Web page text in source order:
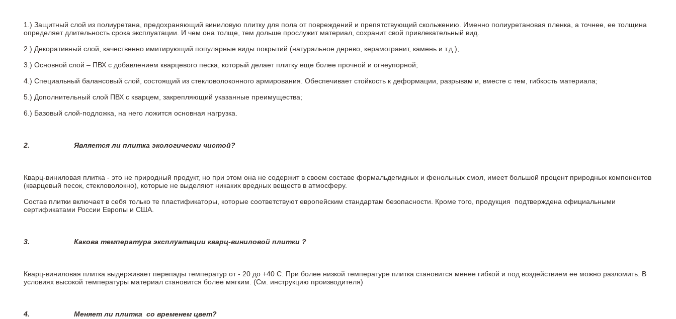
1.) Защитный слой из полиуретана, предохраняющий виниловую плитку для пола от повреждений и препятствующий скольжению. Именно полиуретановая пленка, а точнее, ее толщина
определяет длительность срока эксплуатации. И чем она толще, тем дольше прослужит материал, сохранит свой привлекательный вид.
2.) Декоративный слой, качественно имитирующий популярные виды покрытий (натуральное дерево, керамогранит, камень и т.д.);
3.) Основной слой – ПВХ с добавлением кварцевого песка, который делает плитку еще более прочной и огнеупорной;
4.) Специальный балансовый слой, состоящий из стекловолоконного армирования. Обеспечивает стойкость к деформации, разрывам и, вместе с тем, гибкость материала;
5.) Дополнительный слой ПВХ с кварцем, закрепляющий указанные преимущества;
6.) Базовый слой-подложка, на него ложится основная нагрузка.
2. Является ли плитка экологически чистой?
Кварц-виниловая плитка - это не природный продукт, но при этом она не содержит в своем составе формальдегидных и фенольных смол, имеет большой процент природных компонентов
(кварцевый песок, стекловолокно), которые не выделяют никаких вредных веществ в атмосферу.
Состав плитки включает в себя только те пластификаторы, которые соответствуют европейским стандартам безопасности. Кроме того, продукция подтверждена официальными
сертификатами России Европы и США.
3. Какова температура эксплуатации кварц-виниловой плитки ?
Кварц-виниловая плитка выдерживает перепады температур от - 20 до +40 С. При более низкой температуре плитка становится менее гибкой и под воздействием ее можно разломить. В
условиях высокой температуры материал становится более мягким. (См. инструкцию производителя)
4. Меняет ли плитка со временем цвет?